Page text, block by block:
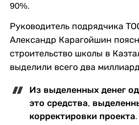
90%.
Руководитель подрядчика
Александр Карагойшин
строительство школы в
выделили всего два
Из выделенных денег
это средства,
корректировки